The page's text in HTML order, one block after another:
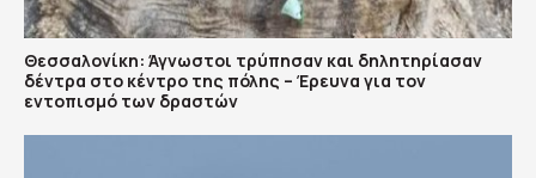
Θεσσαλονίκη: Άγνωστοι τρύπησαν και δηλητηρίασαν
δέντρα στο κέντρο της πόλης – Έρευνα για τον
εντοπισμό των δραστών